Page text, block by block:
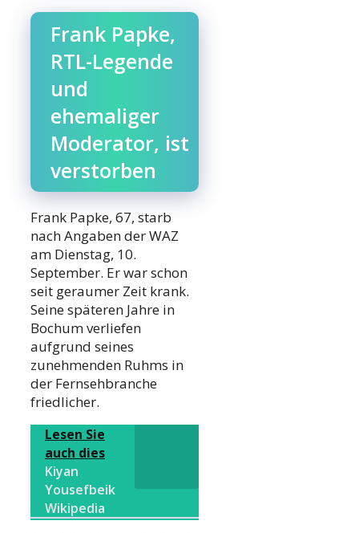
Frank Papke,
RTL-Legende
und
ehemaliger
Moderator, ist
verstorben
Frank Papke, 67, starb
nach Angaben der WAZ
am Dienstag, 10.
September. Er war schon
seit geraumer Zeit krank.
Seine späteren Jahre in
Bochum verliefen
aufgrund seines
zunehmenden Ruhms in
der Fernsehbranche
friedlicher.
Lesen Sie
auch dies
Kiyan
Yousefbeik
Wikipedia